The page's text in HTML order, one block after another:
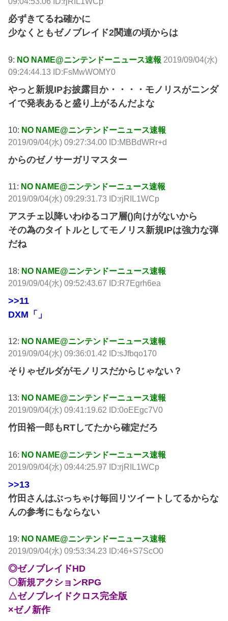
必ずきてるね確かに
少なくともゼノブレイド2関連の頃からは
9: NO NAME@ニンテンドーニュース速報 2019/09/04(水)
09:24:44.13 ID:FsMwWOMY0
やっと新規IPお披露目か・・・・モノリスがニンダ
イで発表あると盛り上がるんだよな
10: NO NAME@ニンテンドーニュース速報
2019/09/04(水) 09:27:34.00 ID:MBBdWRr+d
からのゼノサーガリマスター
11: NO NAME@ニンテンドーニュース速報
2019/09/04(水) 09:29:31.73 ID:rjRIL1WCp
アスチェ以降いわゆるコア層()向けがないから
その為のタイトルとしてモノリス新規IPは強力な弾
だね
18: NO NAME@ニンテンドーニュース速報
2019/09/04(水) 09:52:43.67 ID:R7Egrh6ea
>>11
DXM「」
12: NO NAME@ニンテンドーニュース速報
2019/09/04(水) 09:36:01.42 ID:sJfbqo170
そりゃゼルダがモノリスだからじゃない？
13: NO NAME@ニンテンドーニュース速報
2019/09/04(水) 09:41:19.62 ID:0oEEgc7V0
竹田裕一郎もRTしてたから確定だろ
16: NO NAME@ニンテンドーニュース速報
2019/09/04(水) 09:44:25.97 ID:rjRIL1WCp
>>13
竹田さんはぶっちゃけ毎回リツイートしてるからな
んの参考にもならない
19: NO NAME@ニンテンドーニュース速報
2019/09/04(水) 09:53:34.23 ID:46+S7ScO0
◎ゼノブレイドHD
〇新規アクションRPG
△ゼノブレイドクロス完全版
×ゼノ新作